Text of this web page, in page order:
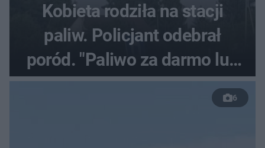
Kobieta rodziła na stacji
paliw. Policjant odebrał
poród. "Paliwo za darmo lub
50 %!"
6